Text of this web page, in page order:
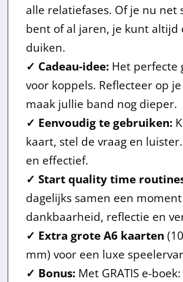
alle relatiefases. Of je nu net
bent of al jaren, je kunt altijd
duiken.
✓ Cadeau-idee: Het perfecte
voor koppels. Reflecteer op
maak jullie band nog dieper.
✓ Eenvoudig te gebruiken:
kaart, stel de vraag en
en effectief.
✓ Startquality time
dagelijks samen een
dankbaarheid, reflectie en
✓ Extra grote A6 kaarten
mm) voor een luxe
✓ Bonus: Met GRATIS e-